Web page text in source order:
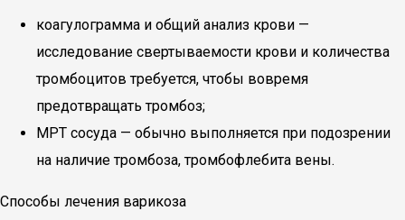
коагулограмма и общий анализ крови —
исследование свертываемости крови и количества
тромбоцитов требуется, чтобы вовремя
предотвращать тромбоз;
МРТ сосуда — обычно выполняется при подозрении
на наличие тромбоза, тромбофлебита вены.
Способы лечения варикоза